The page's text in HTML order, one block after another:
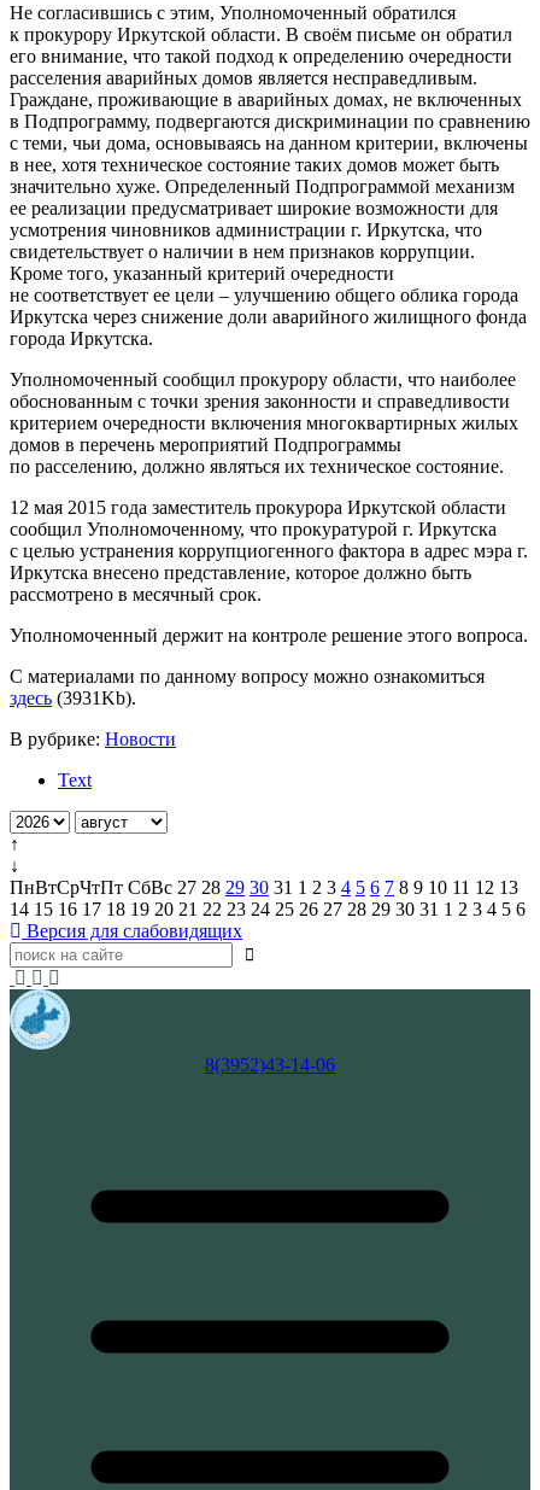
Не согласившись с этим, Уполномоченный обратился
к прокурору Иркутской области. В своём письме он обратил
его внимание, что такой подход к определению очередности
расселения аварийных домов является несправедливым.
Граждане, проживающие в аварийных домах, не включенных
в Подпрограмму, подвергаются дискриминации по сравнению
с теми, чьи дома, основываясь на данном критерии, включены
в нее, хотя техническое состояние таких домов может быть
значительно хуже. Определенный Подпрограммой механизм
ее реализации предусматривает широкие возможности для
усмотрения чиновников администрации г. Иркутска, что
свидетельствует о наличии в нем признаков коррупции.
Кроме того, указанный критерий очередности
не соответствует ее цели – улучшению общего облика города
Иркутска через снижение доли аварийного жилищного фонда
города Иркутска.
Уполномоченный сообщил прокурору области, что наиболее
обоснованным с точки зрения законности и справедливости
критерием очередности включения многоквартирных жилых
домов в перечень мероприятий Подпрограммы
по расселению, должно являться их техническое состояние.
12 мая 2015 года заместитель прокурора Иркутской области
сообщил Уполномоченному, что прокуратурой г. Иркутска
с целью устранения коррупциогенного фактора в адрес мэра г.
Иркутска внесено представление, которое должно быть
рассмотрено в месячный срок.
Уполномоченный держит на контроле решение этого вопроса.
С материалами по данному вопросу можно ознакомиться
здесь (3931Kb).
В рубрике: Новости
Text
↑
↓
ПнВтСрЧтПт СбВс 27 28 29 30 31 1 2 3 4 5 6 7 8 9 10 11 12 13
14 15 16 17 18 19 20 21 22 23 24 25 26 27 28 29 30 31 1 2 3 4 5 6
Версия для слабовидящих
8(3952)43-14-06